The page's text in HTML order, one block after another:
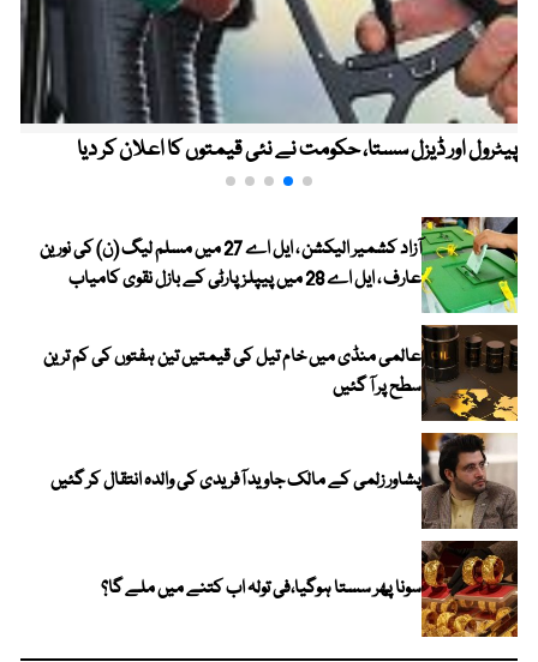
پیٹرول اور ڈیزل سستا، حکومت نے نئی قیمتوں کا اعلان کر دیا
آزاد کشمیر الیکشن ، ایل اے 27 میں مسلم لیگ (ن) کی نورین
عارف ، ایل اے 28 میں پیپلز پارٹی کے بازل نقوی کامیاب
عالمی منڈی میں خام تیل کی قیمتیں تین ہفتوں کی کم ترین
سطح پر آ گئیں
پشاور زلمی کے مالک جاوید آفریدی کی والدہ انتقال کر گئیں
سونا پھر سستا ہوگیا،فی تولہ اب کتنے میں ملے گا؟